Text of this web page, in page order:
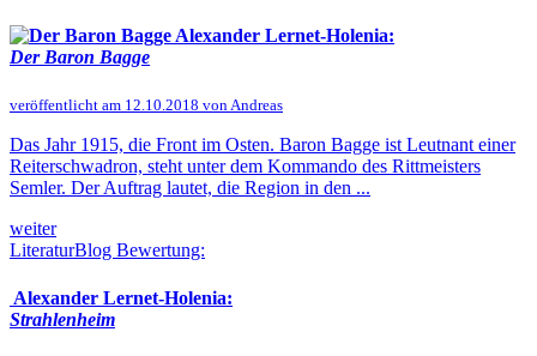
Alexander Lernet-Holenia:
Der Baron Bagge
veröffentlicht am 12.10.2018 von Andreas
Das Jahr 1915, die Front im Osten. Baron Bagge ist Leutnant einer
Reiterschwadron, steht unter dem Kommando des Rittmeisters
Semler. Der Auftrag lautet, die Region in den ...
weiter
LiteraturBlog Bewertung:
Alexander Lernet-Holenia:
Strahlenheim